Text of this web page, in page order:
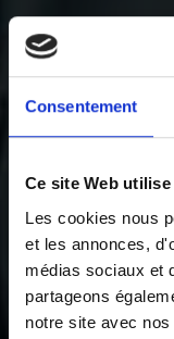
Consentement
Ce site Web
Les cookies nous
et les annonces,
médias sociaux et
partageons
notre site avec